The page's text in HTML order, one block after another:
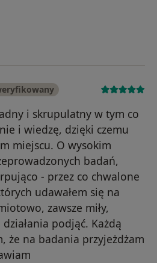
jarek
i skrupulatny w tym co
i wiedzę, dzięki czemu
miejscu. O wysokim
badań,
- przez co chwalone
udawałem się na
zawsze miły,
podjąć. Każdą
że na badania przyjeżdżam